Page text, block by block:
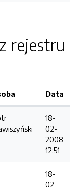
rejestru
Data
18-
02-
2008
12:51
18-
02-